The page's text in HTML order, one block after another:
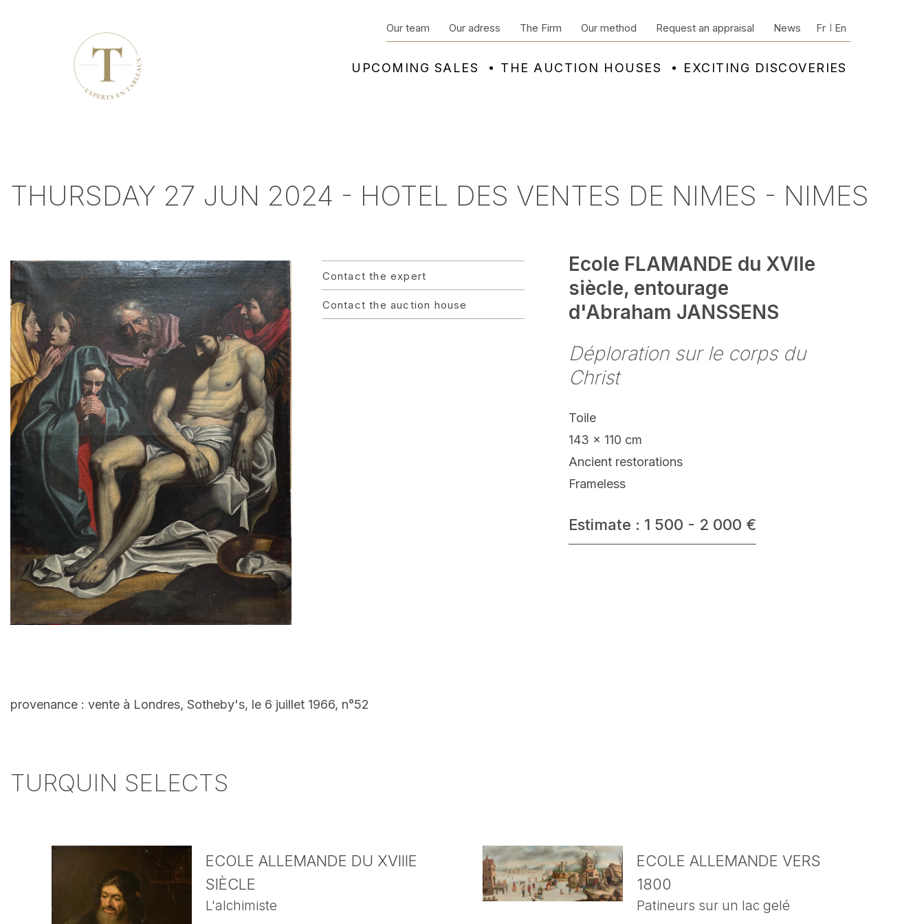
UPCOMING SALES THE AUCTION HOUSES EXCITING DISCOVERIES
Our team Our adress The Firm Our method Request an appraisal News Fr En
THURSDAY 27 JUN 2024 - HOTEL DES VENTES DE NIMES - NIMES
Contact the expert
Contact the auction house
Ecole FLAMANDE du XVIIe
siècle, entourage
d'Abraham JANSSENS
Déploration sur le corps du
Christ
Toile
143 x 110 cm
Ancient restorations
Frameless
Estimate : 1 500 - 2 000 €
provenance : vente à Londres, Sotheby's, le 6 juillet 1966, n°52
TURQUIN SELECTS
ECOLE ALLEMANDE DU XVIIIE
SIÈCLE
L'alchimiste
ECOLE ALLEMANDE VERS
1800
Patineurs sur un lac gelé